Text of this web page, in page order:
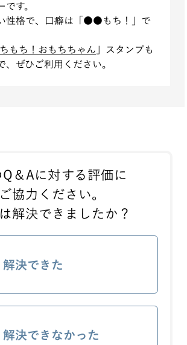
です。
性格で、口癖は「●●もち！」で
もち！おもちちゃん 」スタンプも
、ぜひご利用ください。
Q＆Aに対する評価に
ご協力ください。
解決できましたか？
解決できた
解決できなかった